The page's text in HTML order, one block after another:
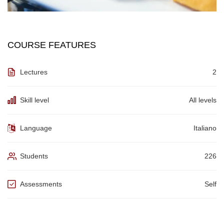
COURSE FEATURES
Lectures 2
Skill level All levels
Language Italiano
Students 226
Assessments Self